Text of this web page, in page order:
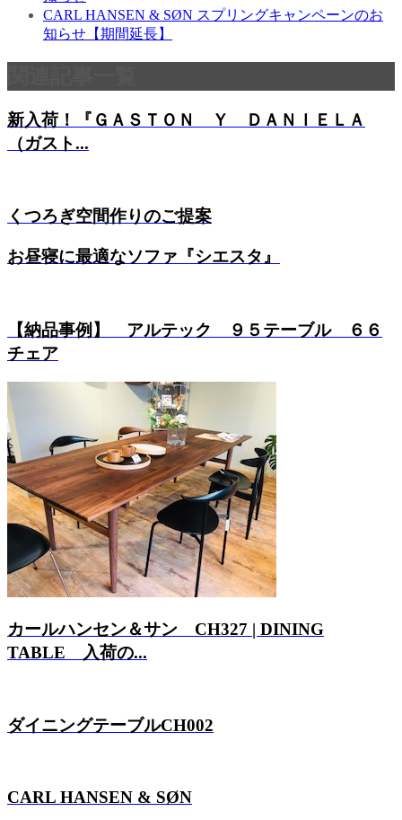
CARL HANSEN & SØN スプリングキャンペーンのお
知らせ【期間延長】
新入荷！『ＧＡＳＴＯＮ Ｙ ＤＡＮＩＥＬＡ
（ガスト...
くつろぎ空間作りのご提案
お昼寝に最適なソファ『シエスタ』
【納品事例】 アルテック ９５テーブル ６６
チェア
カールハンセン＆サン CH327 | DINING
TABLE 入荷の...
ダイニングテーブルCH002
CARL HANSEN & SØN